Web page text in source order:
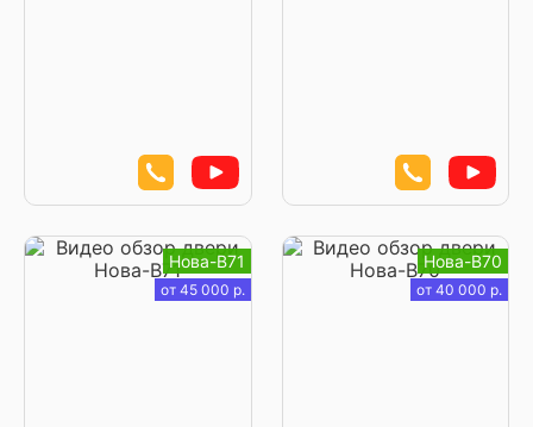
Нова-В71
от 45 000 р.
Нова-В70
от 40 000 р.